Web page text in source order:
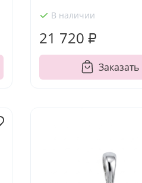
В наличии
21 720 ₽
Заказать